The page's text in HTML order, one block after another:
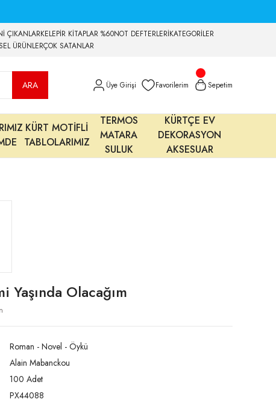
ÇIKANLARKELEPİR KİTAPLAR %60NOT DEFTERLERİKATEGORİLER
ÜRÜNLERÇOK SATANLAR
ARA Üye Girişi Favorilerim Sepetim
KÜRT MOTİFLİ
TABLOLARIMIZ
TERMOS
MATARA
SULUK
KÜRTÇE EV
DEKORASYON
AKSESUAR
Yaşında Olacağım
Roman - Novel - Öykü
Alain Mabanckou
100 Adet
PX44088